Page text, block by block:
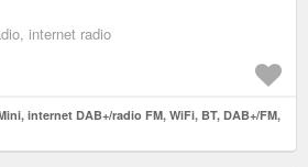
internet radio
internet DAB+/radio FM, WiFi, BT, DAB+/FM,